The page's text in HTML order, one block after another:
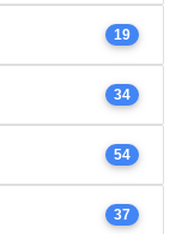
19
34
54
37